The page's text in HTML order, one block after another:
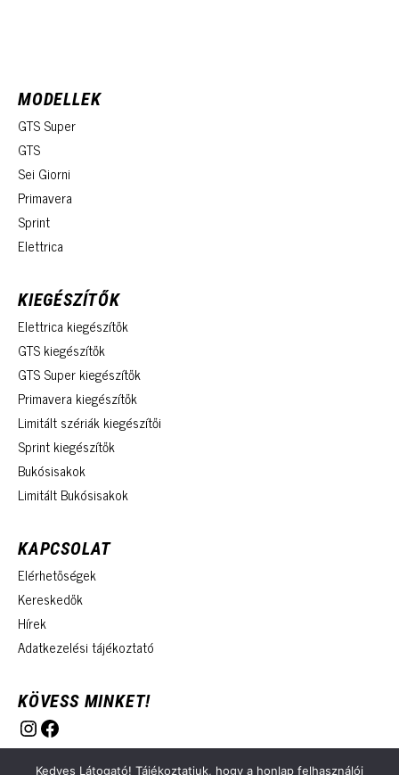
MODELLEK
GTS Super
GTS
Sei Giorni
Primavera
Sprint
Elettrica
KIEGÉSZÍTŐK
Elettrica kiegészítők
GTS kiegészítők
GTS Super kiegészítők
Primavera kiegészítők
Limitált szériák kiegészítői
Sprint kiegészítők
Bukósisakok
Limitált Bukósisakok
KAPCSOLAT
Elérhetőségek
Kereskedők
Hírek
Adatkezelési tájékoztató
KÖVESS MINKET!
Instagram
Facebook
Kedves Látogató! Tájékoztatjuk, hogy a honlap felhasználói